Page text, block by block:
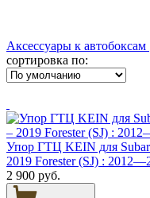
Аксессуары к автобоксам
сортировка по:
Упор ГТЦ KEIN для
2019 Forester (SJ) :
2 900 руб.